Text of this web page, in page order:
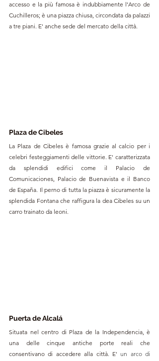
accesso e la più famosa è indubbiamente l’Arco de
Cuchilleros; è una piazza chiusa, circondata da palazzi
a tre piani. E' anche sede del mercato della città.
Plaza de Cibeles
La Plaza de Cibeles è famosa grazie al calcio per i
celebri festeggiamenti delle vittorie. E' caratterizzata
da splendidi edifici come il Palacio de
Comunicaciones, Palacio de Buenavista e il Banco
de España. Il perno di tutta la piazza è sicuramente la
splendida Fontana che raffigura la dea Cibeles su un
carro trainato da leoni.
Puerta de Alcalá
Situata nel centro di Plaza de la Independencia, è
una delle cinque antiche porte reali che
consentivano di accedere alla città. E' un arco di